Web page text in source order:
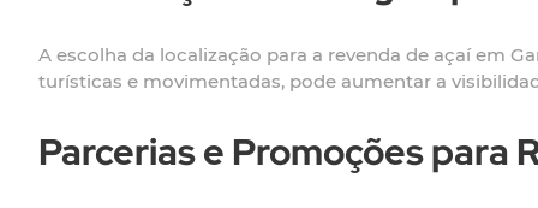
A escolha da localização para a revenda de açaí em
turísticas e movimentadas, pode aumentar a
Parcerias e Promoções para